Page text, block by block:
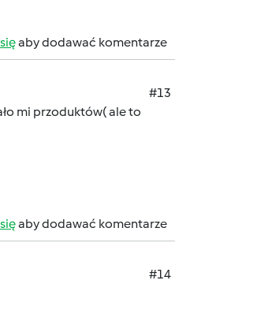
aby dodawać komentarze
#13
mi przoduktów( ale to
aby dodawać komentarze
#14